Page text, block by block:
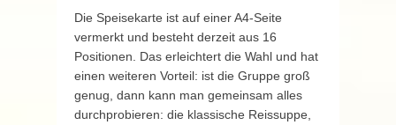
Die Speisekarte ist auf einer A4-Seite
vermerkt und besteht derzeit aus 16
Positionen. Das erleichtert die Wahl und hat
einen weiteren Vorteil: ist die Gruppe groß
genug, dann kann man gemeinsam alles
durchprobieren: die klassische Reissuppe,